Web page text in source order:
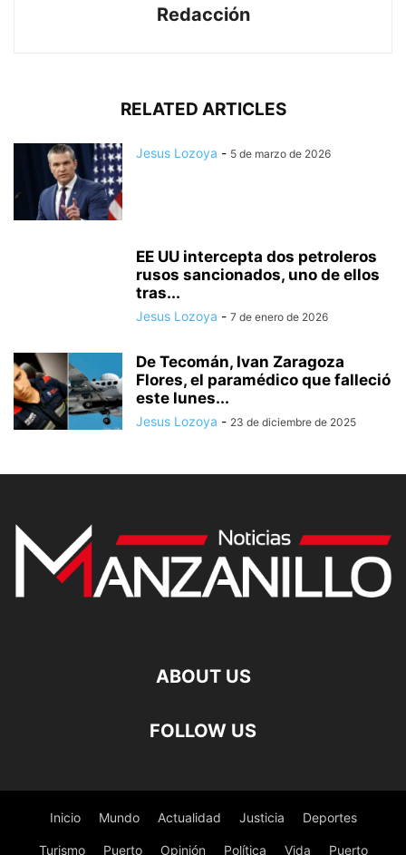
Redacción
RELATED ARTICLES
Jesus Lozoya - 5 de marzo de 2026
EE UU intercepta dos petroleros
rusos sancionados, uno de ellos
tras...
Jesus Lozoya - 7 de enero de 2026
De Tecomán, Ivan Zaragoza
Flores, el paramédico que falleció
este lunes...
Jesus Lozoya - 23 de diciembre de 2025
ABOUT US
FOLLOW US
Inicio Mundo Actualidad Justicia Deportes
Turismo Puerto Opinión Política Vida Puerto